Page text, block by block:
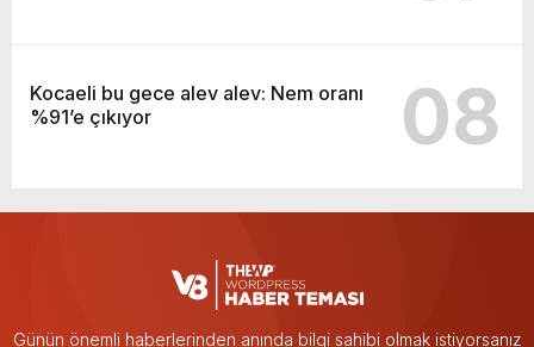
Kocaeli bu gece alev alev: Nem oranı
%91’e çıkıyor
08
Günün önemli haberlerinden anında bilgi sahibi olmak istiyorsanız